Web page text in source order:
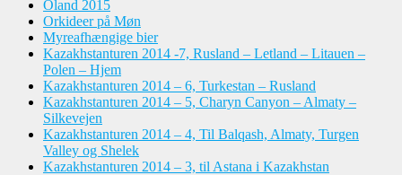
Öland 2015
Orkideer på Møn
Myreafhængige bier
Kazakhstanturen 2014 -7, Rusland – Letland – Litauen –
Polen – Hjem
Kazakhstanturen 2014 – 6, Turkestan – Rusland
Kazakhstanturen 2014 – 5, Charyn Canyon – Almaty –
Silkevejen
Kazakhstanturen 2014 – 4, Til Balqash, Almaty, Turgen
Valley og Shelek
Kazakhstanturen 2014 – 3, til Astana i Kazakhstan